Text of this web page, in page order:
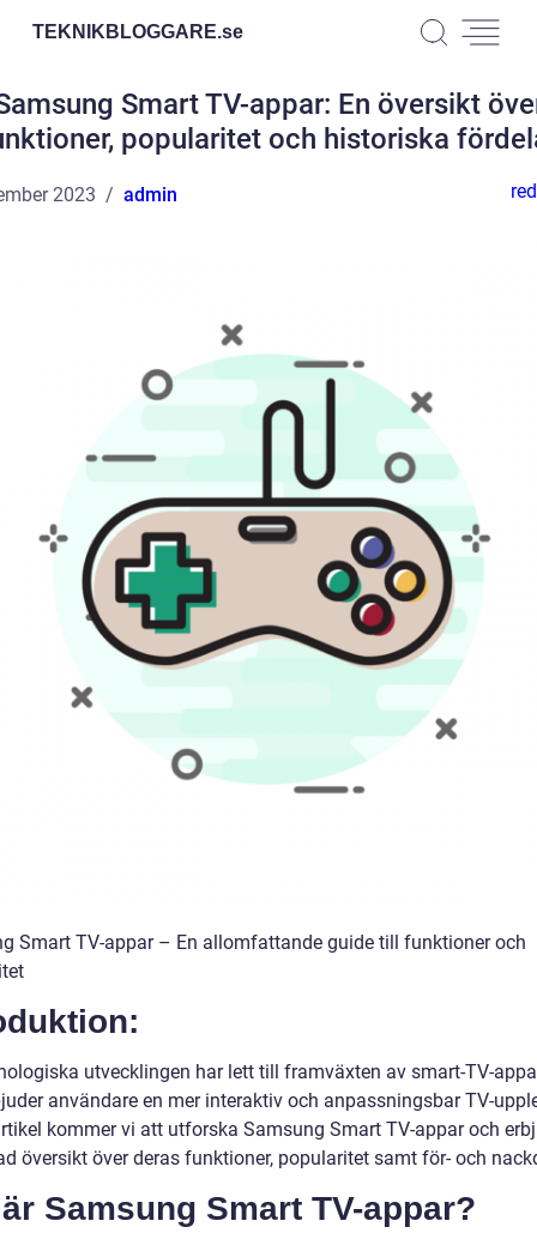
TEKNIKBLOGGARE.se
Smart TV-appar: En översikt
popularitet och historiska
2023 admin
Smart TV-appar – En allomfattande guide till funktioner och
utvecklingen har lett till framväxten av smart-TV-
användare en mer interaktiv och anpassningsbar TV-
kommer vi att utforska Samsung Smart TV-appar och
översikt över deras funktioner, popularitet samt för- och
Samsung Smart TV-appar?